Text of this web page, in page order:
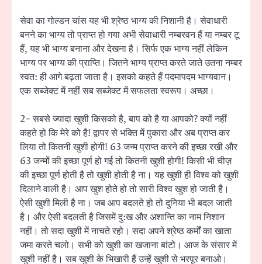
सेवा का गोल्डन चांस यह भी श्रेष्ठ भाग्य की निशानी है। सेवाधारी
बनने का भाग्य तो प्राप्त हो गया अभी सेवाधारी नम्बरवन हैं या नम्बर टू
हैं, यह भी भाग्य बनाना और देखना है। सिर्फ एक भाग्य नहीं लेकिन
भाग्य पर भाग्य की प्राप्ति। जितने भाग्य प्राप्त करते जाते उतना नम्बर
स्वत: ही आगे बढ़ता जाता है। इसको कहते हैं पदमापदम भाग्यवान।
एक सब्जेक्ट में नहीं सब सब्जेक्ट में सफलता स्वरूप। अच्छा।
2- सबसे ज्यादा खुशी किसको है, बाप को है या आपको? क्यों नहीं
कहते हो कि मेरे को है! द्वापर से भक्ति में पुकारा और अब प्राप्त कर
लिया तो कितनी खुशी होगी! 63 जन्म प्राप्त करने की इच्छा रखी और
63 जन्मों की इच्छा पूर्ण हो गई तो कितनी खुशी होगी! किसी भी चीज़
की इच्छा पूर्ण होती है तो खुशी होती है ना। यह खुशी ही विश्व को खुशी
दिलाने वाली है। आप खुश होते हो तो सारी विश्व खुश हो जाती है।
ऐसी खुशी मिली है ना। जब आप बदलते हो तो दुनिया भी बदल जाती
है। और ऐसी बदलती है जिसमें दु:ख और अशान्ति का नाम निशान
नहीं। तो सदा खुशी में नाचते रहो। सदा अपने श्रेष्ठ कर्मों का खाता
जमा करते चलो। सभी को खुशी का खजाना बांटो। आज के संसार में
खुशी नहीं है। सब खुशी के भिखारी हैं उन्हें खुशी से भरपूर बनाओ।